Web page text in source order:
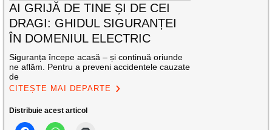
AI GRIJĂ DE TINE ȘI DE CEI
DRAGI: GHIDUL SIGURANȚEI
ÎN DOMENIUL ELECTRIC
Siguranța începe acasă – și continuă oriunde
ne aflăm. Pentru a preveni accidentele cauzate
de
CITEȘTE MAI DEPARTE
Distribuie acest articol